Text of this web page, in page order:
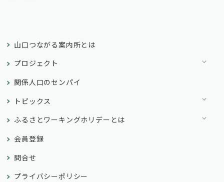
山口つながる案内所とは
プロジェクト
関係人口のセンパイ
トピックス
ふるさとワーキングホリデーとは
会員登録
問合せ
プライバシーポリシー